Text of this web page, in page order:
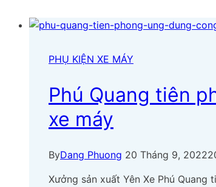
PHỤ KIỆN XE MÁY
Phú Quang tiên
xe máy
ByDang Phuong 20 Tháng 9, 2022
Xưởng sản xuất Yên Xe Phú